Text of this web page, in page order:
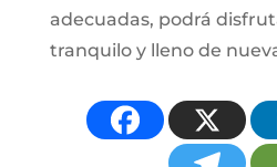
adecuadas, podrá
tranquilo y lleno de